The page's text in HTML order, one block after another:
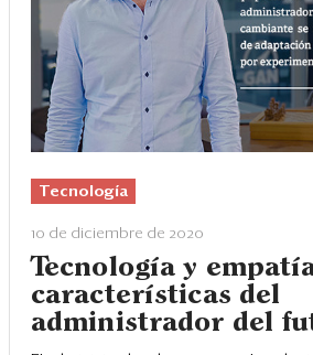
Tecnología
10 de diciembre de 2020
Tecnología y
características del
administrador del